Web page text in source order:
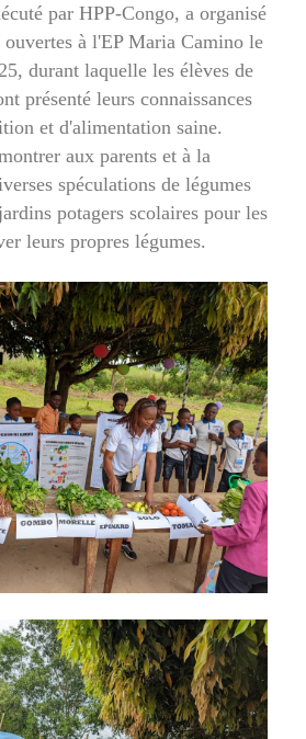
par HPP-Congo, a organisé
ouvertes à l'EP Maria Camino le
durant laquelle les élèves de
présenté leurs connaissances
et d'alimentation saine.
aux parents et à la
spéculations de légumes
potagers scolaires pour les
leurs propres légumes.